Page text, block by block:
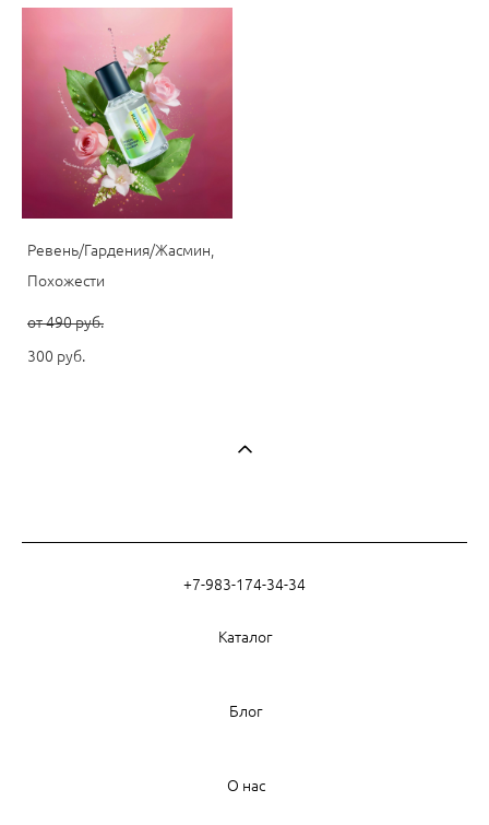
Ревень/Гардения/Жасмин,
Похожести
от 490 pуб.
300 pуб.
+7-983-174-34-34
Каталог
Блог
О нас